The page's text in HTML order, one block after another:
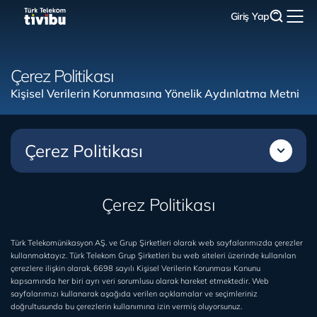
Giriş Yap
Çerez Politikası
Kişisel Verilerin Korunmasına Yönelik Aydınlatma Metni
Çerez Politikası
Çerez Politikası
Türk Telekomünikasyon AŞ. ve Grup Şirketleri olarak web sayfalarımızda çerezler
kullanmaktayız. Türk Telekom Grup Şirketleri bu web siteleri üzerinde kullanılan
çerezlere ilişkin olarak, 6698 sayılı Kişisel Verilerin Korunması Kanunu
kapsamında her biri ayrı veri sorumlusu olarak hareket etmektedir. Web
sayfalarımızı kullanarak aşağıda verilen açıklamalar ve seçimleriniz
doğrultusunda bu çerezlerin kullanımına izin vermiş oluyorsunuz.